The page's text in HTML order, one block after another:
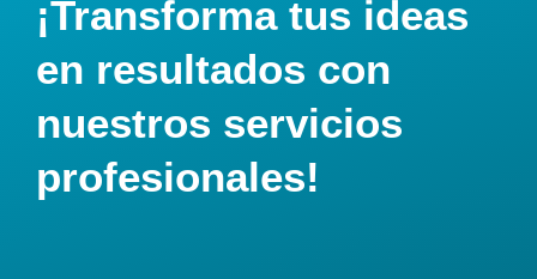
¡Transforma tus ideas
en resultados con
nuestros servicios
profesionales!